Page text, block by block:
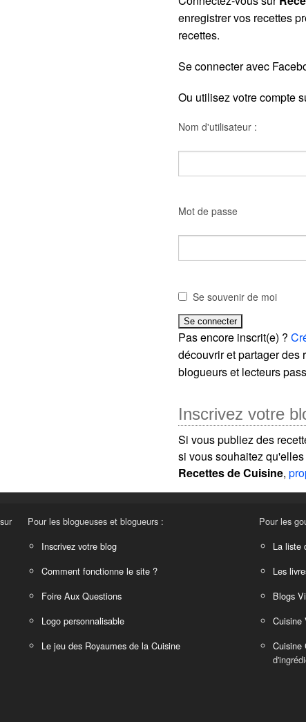
enregistrer vos recettes
recettes.
Se connecter avec
Ou utilisez votre compte
Nom d'utilisateur :
Mot de passe
Se souvenir de moi
Pas encore inscrit(e) ?
découvrir et partager des
blogueurs et lecteurs
Inscrivez votre
Si vous publiez des
si vous souhaitez
Recettes de Cuisine,
Pour les blogueuses et blogueurs :
Inscrivez votre blog
Comment fonctionne le site ?
Foire Aux Questions
Logo personnalisable
Le jeu des Royaumes de la Cuisine
Pour les
La liste
Les
Blogs
Cuisine
Cuisine